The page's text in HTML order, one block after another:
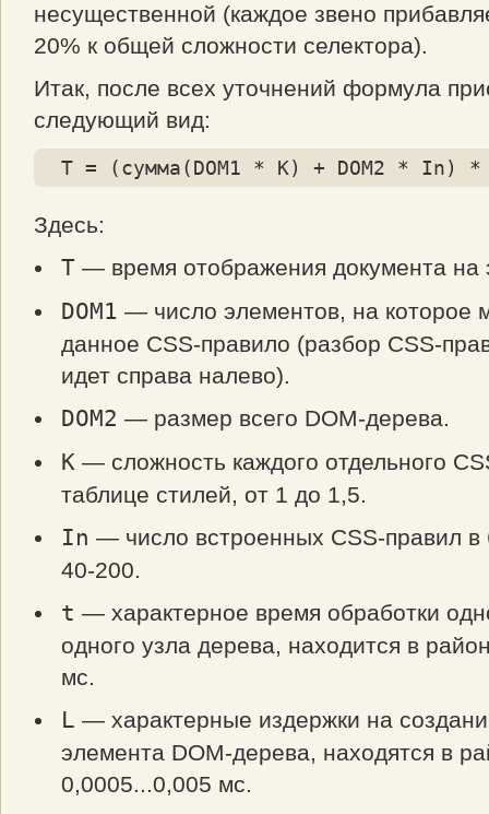
несущественной (каждое звено
20% к общей сложности селектора).
Итак, после всех уточнений формула
следующий вид:
T = (сумма(DOM1 * K) + DOM2 * In)
Здесь:
T — время отображения документа на
DOM1 — число элементов, на которое
данное CSS-правило (разбор CSS-
идет справа налево).
DOM2 — размер всего DOM-дерева.
K — сложность каждого отдельного
таблице стилей, от 1 до 1,5.
In — число встроенных CSS-правил в
40-200.
t — характерное время обработки
одного узла дерева, находится в
мс.
L — характерные издержки на
элемента DOM-дерева, находятся в
0,0005...0,005 мс.